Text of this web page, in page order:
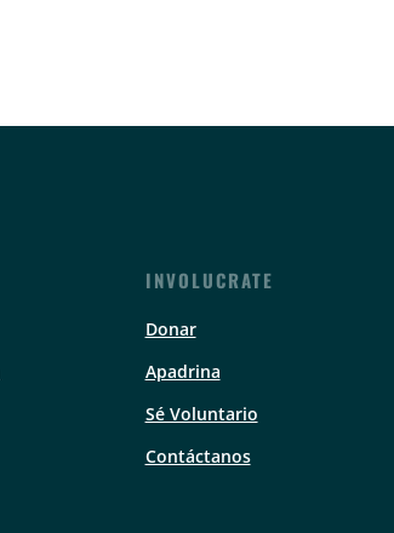
INVOLUCRATE
Donar
Apadrina
Sé Voluntario
Contáctanos